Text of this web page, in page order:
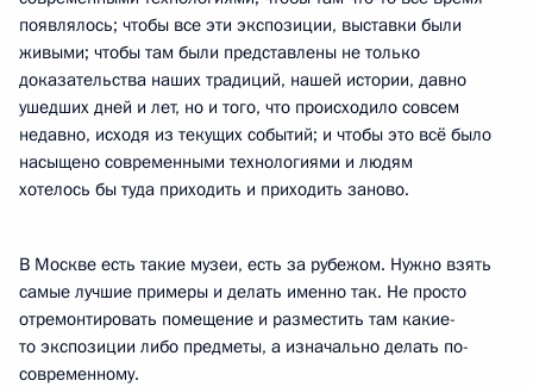
появлялось; чтобы все эти экспозиции, выставки были
живыми; чтобы там были представлены не только
доказательства наших традиций, нашей истории, давно
ушедших дней и лет, но и того, что происходило совсем
недавно, исходя из текущих событий; и чтобы это всё было
насыщено современными технологиями и людям
хотелось бы туда приходить и приходить заново.
В Москве есть такие музеи, есть за рубежом. Нужно взять
самые лучшие примеры и делать именно так. Не просто
отремонтировать помещение и разместить там какие-
то экспозиции либо предметы, а изначально делать по-
современному.